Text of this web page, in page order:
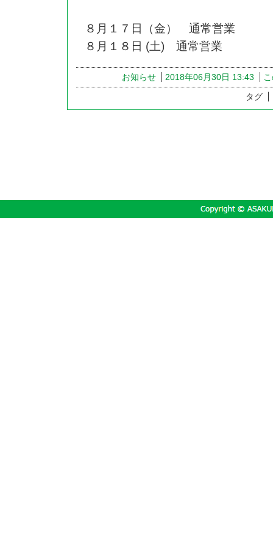
８月１７日（金） 通常営業
８月１８日 (土) 通常営業
お知らせ 2018年06月30日 13:43
タグ